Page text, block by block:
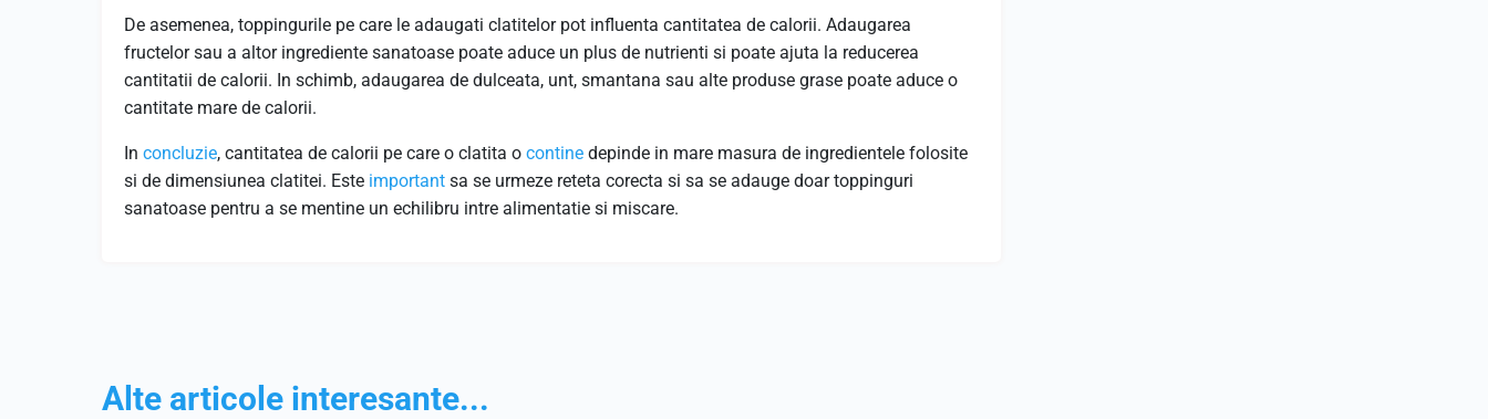
De asemenea, toppingurile pe care le adaugati clatitelor pot influenta cantitatea de calorii. Adaugarea
fructelor sau a altor ingrediente sanatoase poate aduce un plus de nutrienti si poate ajuta la reducerea
cantitatii de calorii. In schimb, adaugarea de dulceata, unt, smantana sau alte produse grase poate aduce o
cantitate mare de calorii.
In concluzie, cantitatea de calorii pe care o clatita o contine depinde in mare masura de ingredientele folosite
si de dimensiunea clatitei. Este important sa se urmeze reteta corecta si sa se adauge doar toppinguri
sanatoase pentru a se mentine un echilibru intre alimentatie si miscare.
Alte articole interesante...